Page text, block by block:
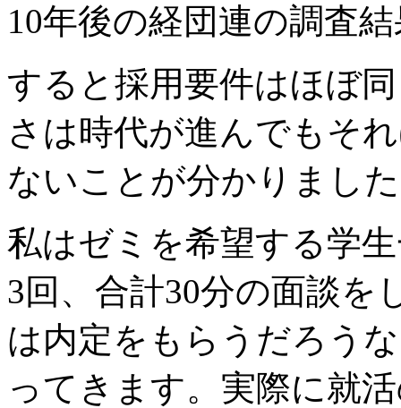
10年後の経団連の調査
すると採用要件はほぼ
さは時代が進んでもそ
ないことが分かりまし
私はゼミを希望する学
3回、合計30分の面談を
は内定をもらうだろう
ってきます。実際に就